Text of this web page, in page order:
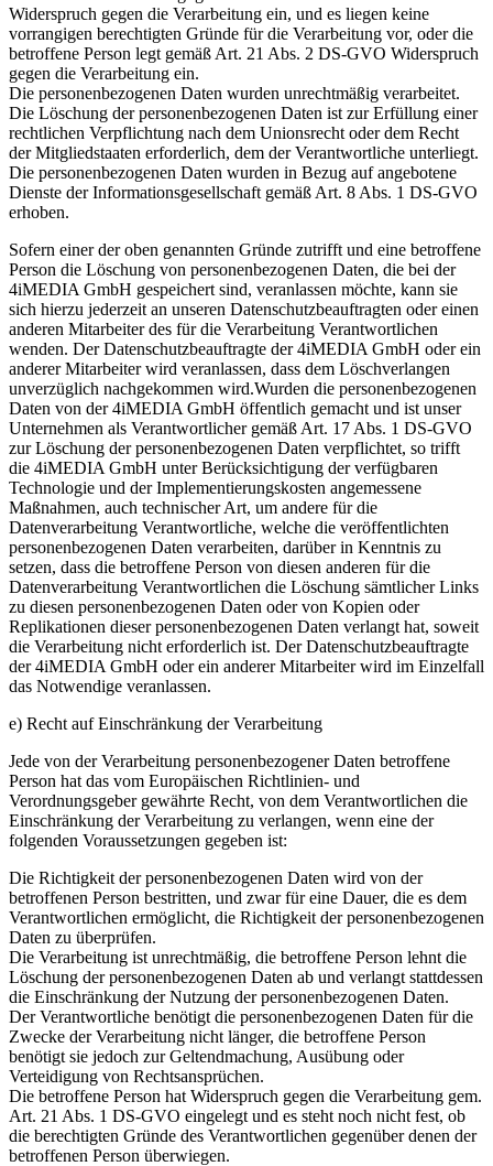
Widerspruch gegen die Verarbeitung ein, und es liegen keine
vorrangigen berechtigten Gründe für die Verarbeitung vor, oder die
betroffene Person legt gemäß Art. 21 Abs. 2 DS-GVO Widerspruch
gegen die Verarbeitung ein.
Die personenbezogenen Daten wurden unrechtmäßig verarbeitet.
Die Löschung der personenbezogenen Daten ist zur Erfüllung einer
rechtlichen Verpflichtung nach dem Unionsrecht oder dem Recht
der Mitgliedstaaten erforderlich, dem der Verantwortliche unterliegt.
Die personenbezogenen Daten wurden in Bezug auf angebotene
Dienste der Informationsgesellschaft gemäß Art. 8 Abs. 1 DS-GVO
erhoben.
Sofern einer der oben genannten Gründe zutrifft und eine betroffene
Person die Löschung von personenbezogenen Daten, die bei der
4iMEDIA GmbH gespeichert sind, veranlassen möchte, kann sie
sich hierzu jederzeit an unseren Datenschutzbeauftragten oder einen
anderen Mitarbeiter des für die Verarbeitung Verantwortlichen
wenden. Der Datenschutzbeauftragte der 4iMEDIA GmbH oder ein
anderer Mitarbeiter wird veranlassen, dass dem Löschverlangen
unverzüglich nachgekommen wird.Wurden die personenbezogenen
Daten von der 4iMEDIA GmbH öffentlich gemacht und ist unser
Unternehmen als Verantwortlicher gemäß Art. 17 Abs. 1 DS-GVO
zur Löschung der personenbezogenen Daten verpflichtet, so trifft
die 4iMEDIA GmbH unter Berücksichtigung der verfügbaren
Technologie und der Implementierungskosten angemessene
Maßnahmen, auch technischer Art, um andere für die
Datenverarbeitung Verantwortliche, welche die veröffentlichten
personenbezogenen Daten verarbeiten, darüber in Kenntnis zu
setzen, dass die betroffene Person von diesen anderen für die
Datenverarbeitung Verantwortlichen die Löschung sämtlicher Links
zu diesen personenbezogenen Daten oder von Kopien oder
Replikationen dieser personenbezogenen Daten verlangt hat, soweit
die Verarbeitung nicht erforderlich ist. Der Datenschutzbeauftragte
der 4iMEDIA GmbH oder ein anderer Mitarbeiter wird im Einzelfall
das Notwendige veranlassen.
e) Recht auf Einschränkung der Verarbeitung
Jede von der Verarbeitung personenbezogener Daten betroffene
Person hat das vom Europäischen Richtlinien- und
Verordnungsgeber gewährte Recht, von dem Verantwortlichen die
Einschränkung der Verarbeitung zu verlangen, wenn eine der
folgenden Voraussetzungen gegeben ist:
Die Richtigkeit der personenbezogenen Daten wird von der
betroffenen Person bestritten, und zwar für eine Dauer, die es dem
Verantwortlichen ermöglicht, die Richtigkeit der personenbezogenen
Daten zu überprüfen.
Die Verarbeitung ist unrechtmäßig, die betroffene Person lehnt die
Löschung der personenbezogenen Daten ab und verlangt stattdessen
die Einschränkung der Nutzung der personenbezogenen Daten.
Der Verantwortliche benötigt die personenbezogenen Daten für die
Zwecke der Verarbeitung nicht länger, die betroffene Person
benötigt sie jedoch zur Geltendmachung, Ausübung oder
Verteidigung von Rechtsansprüchen.
Die betroffene Person hat Widerspruch gegen die Verarbeitung gem.
Art. 21 Abs. 1 DS-GVO eingelegt und es steht noch nicht fest, ob
die berechtigten Gründe des Verantwortlichen gegenüber denen der
betroffenen Person überwiegen.